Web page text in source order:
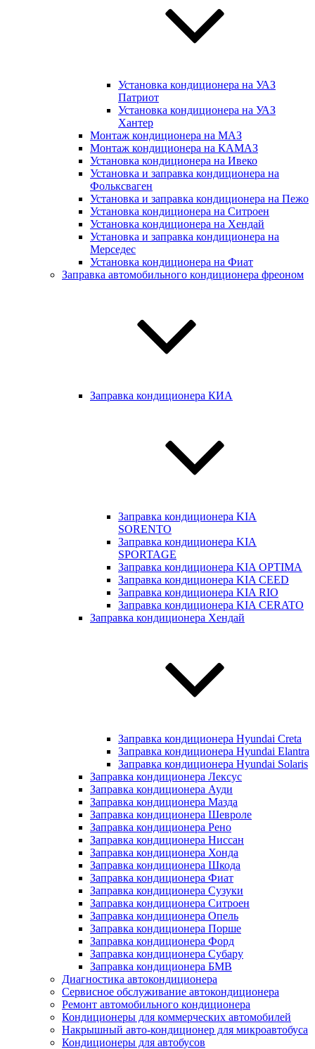
Установка кондиционера на УАЗ
Патриот
Установка кондиционера на УАЗ
Хантер
Монтаж кондиционера на МАЗ
Монтаж кондиционера на КАМАЗ
Установка кондиционера на Ивеко
Установка и заправка кондиционера на
Фольксваген
Установка и заправка кондиционера на Пежо
Установка кондиционера на Ситроен
Установка кондиционера на Хендай
Установка и заправка кондиционера на
Мерседес
Установка кондиционера на Фиат
Заправка автомобильного кондиционера фреоном
Заправка кондиционера КИА
Заправка кондиционера KIA
SORENTO
Заправка кондиционера KIA
SPORTAGE
Заправка кондиционера KIA OPTIMA
Заправка кондиционера KIA CEED
Заправка кондиционера KIA RIO
Заправка кондиционера KIA CERATO
Заправка кондиционера Хендай
Заправка кондиционера Hyundai Creta
Заправка кондиционера Hyundai Elantra
Заправка кондиционера Hyundai Solaris
Заправка кондиционера Лексус
Заправка кондиционера Ауди
Заправка кондиционера Мазда
Заправка кондиционера Шевроле
Заправка кондиционера Рено
Заправка кондиционера Ниссан
Заправка кондиционера Хонда
Заправка кондиционера Шкода
Заправка кондиционера Фиат
Заправка кондиционера Сузуки
Заправка кондиционера Ситроен
Заправка кондиционера Опель
Заправка кондиционера Порше
Заправка кондиционера Форд
Заправка кондиционера Субару
Заправка кондиционера БМВ
Диагностика автокондиционера
Сервисное обслуживание автокондиционера
Ремонт автомобильного кондиционера
Кондиционеры для коммерческих автомобилей
Накрышный авто-кондиционер для микроавтобуса
Кондиционеры для автобусов